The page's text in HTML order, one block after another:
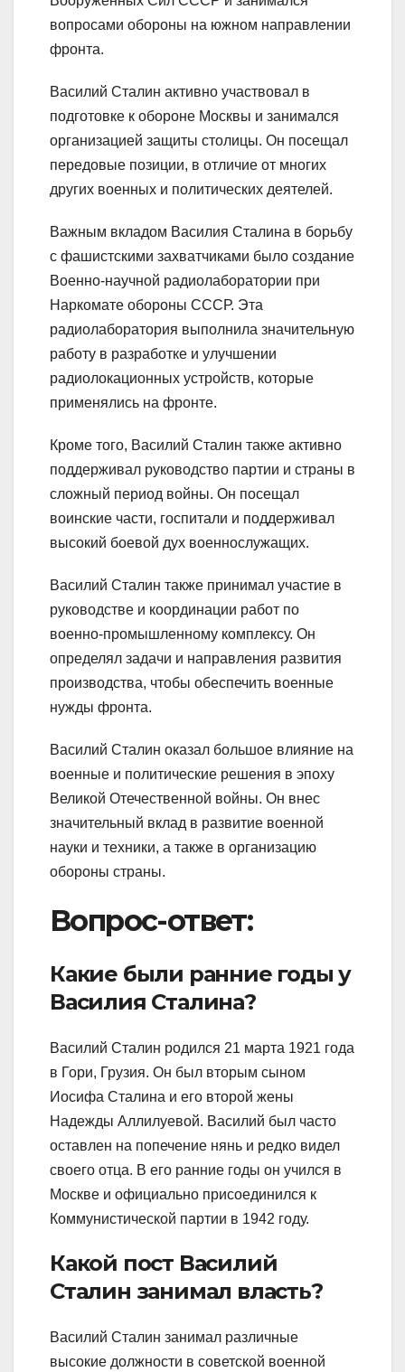
вопросами обороны на южном направлении
фронта.
Василий Сталин активно участвовал в
подготовке к обороне Москвы и занимался
организацией защиты столицы. Он посещал
передовые позиции, в отличие от многих
других военных и политических деятелей.
Важным вкладом Василия Сталина в борьбу
с фашистскими захватчиками было создание
Военно-научной радиолаборатории при
Наркомате обороны СССР. Эта
радиолаборатория выполнила значительную
работу в разработке и улучшении
радиолокационных устройств, которые
применялись на фронте.
Кроме того, Василий Сталин также активно
поддерживал руководство партии и страны в
сложный период войны. Он посещал
воинские части, госпитали и поддерживал
высокий боевой дух военнослужащих.
Василий Сталин также принимал участие в
руководстве и координации работ по
военно-промышленному комплексу. Он
определял задачи и направления развития
производства, чтобы обеспечить военные
нужды фронта.
Василий Сталин оказал большое влияние на
военные и политические решения в эпоху
Великой Отечественной войны. Он внес
значительный вклад в развитие военной
науки и техники, а также в организацию
обороны страны.
Вопрос-ответ:
Какие были ранние годы у
Василия Сталина?
Василий Сталин родился 21 марта 1921 года
в Гори, Грузия. Он был вторым сыном
Иосифа Сталина и его второй жены
Надежды Аллилуевой. Василий был часто
оставлен на попечение нянь и редко видел
своего отца. В его ранние годы он учился в
Москве и официально присоединился к
Коммунистической партии в 1942 году.
Какой пост Василий
Сталин занимал власть?
Василий Сталин занимал различные
высокие должности в советской военной